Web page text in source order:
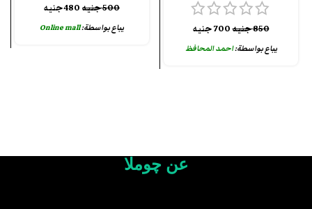
850جنيه700جنيه
يباع بواسطة:احمد المحافظ
500جنيه 480جنيه
يباع بواسطة:Online mall
عن چوملا